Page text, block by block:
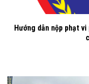
Hướng dẫn nộp phạt